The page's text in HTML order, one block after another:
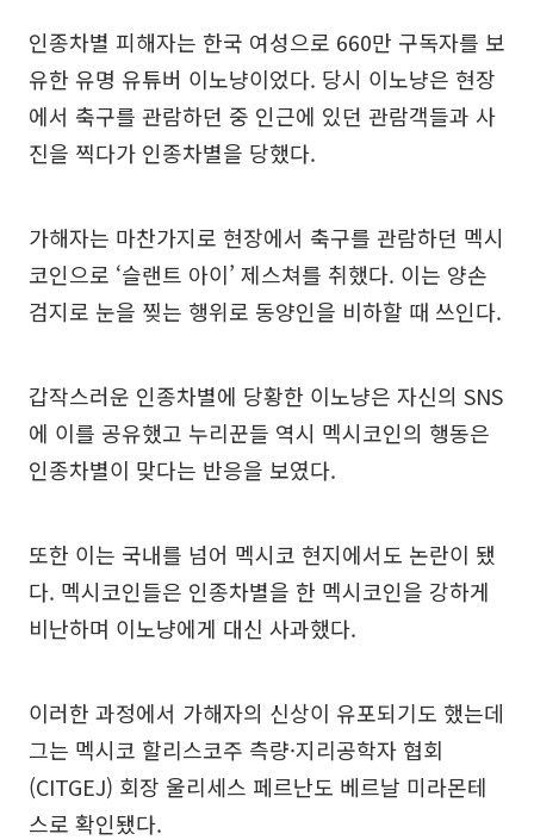
인종차별 피해자는 한국 여성으로 660만 구독자를 보
유한 유명 유튜버 이노냥이었다. 당시 이노냥은 현장
에서 축구를 관람하던 중 인근에 있던 관람객들과 사
진을 찍다가 인종차별을 당했다.
가해자는 마찬가지로 현장에서 축구를 관람하던 멕시
코인으로 ‘슬랜트 아이’ 제스쳐를 취했다. 이는 양손
검지로 눈을 찢는 행위로 동양인을 비하할 때 쓰인다.
갑작스러운 인종차별에 당황한 이노냥은 자신의 SNS
에 이를 공유했고 누리꾼들 역시 멕시코인의 행동은
인종차별이 맞다는 반응을 보였다.
또한 이는 국내를 넘어 멕시코 현지에서도 논란이 됐
다. 멕시코인들은 인종차별을 한 멕시코인을 강하게
비난하며 이노냥에게 대신 사과했다.
이러한 과정에서 가해자의 신상이 유포되기도 했는데
그는 멕시코 할리스코주 측량·지리공학자 협회
(CITGEJ) 회장 울리세스 페르난도 베르날 미라몬테
스로 확인됐다.